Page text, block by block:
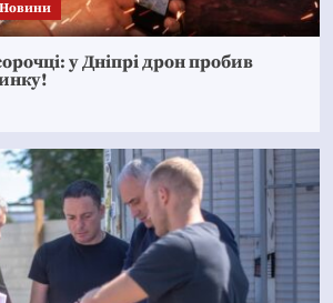
Новини
у Дніпрі дрон пробив